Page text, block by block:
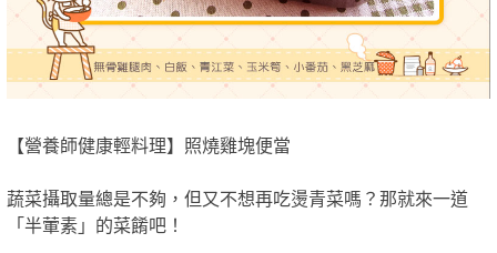
【營養師健康輕料理】照燒雞塊便當
蔬菜攝取量總是不夠，但又不想再吃燙青菜嗎？那就來一道
「半葷素」的菜餚吧！